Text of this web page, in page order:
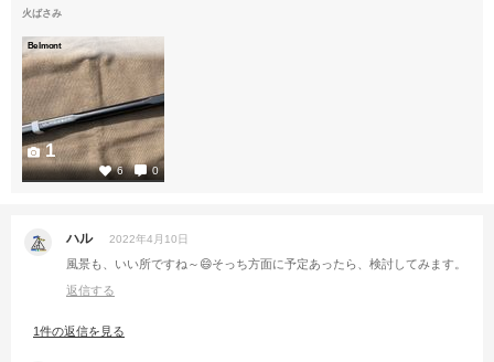
火ばさみ
Belmont
6 0
1
ハル 2022年4月10日
風景も、いい所ですね～😄そっち方面に予定あったら、検討してみます。
返信する
1件の返信を見る